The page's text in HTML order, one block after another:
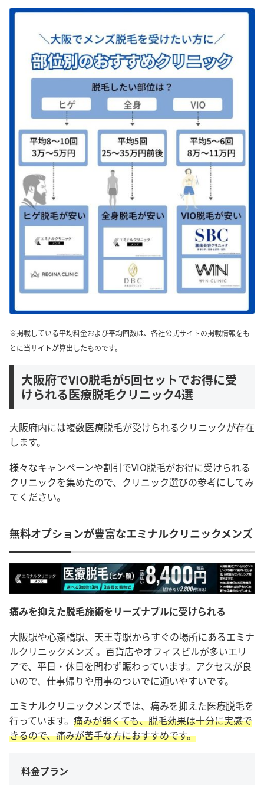
※掲載している平均料金および平均回数は、各社公式サイトの掲載情報をも
とに当サイトが算出したものです。
大阪府でVIO脱毛が5回セットでお得に受
けられる医療脱毛クリニック4選
大阪府内には複数医療脱毛が受けられるクリニックが存在
します。
様々なキャンペーンや割引でVIO脱毛がお得に受けられる
クリニックを集めたので、クリニック選びの参考にしてみ
てください。
無料オプションが豊富なエミナルクリニックメンズ
痛みを抑えた脱毛施術をリーズナブルに受けられる
大阪駅や心斎橋駅、天王寺駅からすぐの場所にあるエミナ
ルクリニックメンズ 。百貨店やオフィスビルが多いエリ
アで、平日・休日を問わず賑わっています。アクセスが良
いので、仕事帰りや用事のついでに通いやすいです。
エミナルクリニックメンズでは、痛みを抑えた医療脱毛を
行っています。 痛みが弱くても、脱毛効果は十分に実感で
きるので、痛みが苦手な方におすすめです。
料金プラン